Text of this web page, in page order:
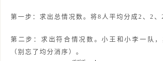
第一步：求出总情况数。将8人平均分成2、2
第二步：求出符合情况数。小王和小李一队
（别忘了均分消序）。